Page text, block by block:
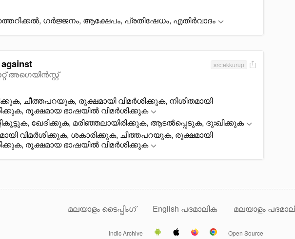
ഗർജ്ജനം, ആക്ഷേപം, പ്രതിഷേധം, എതിർവാദം
അഗെയിൻസ്റ്റ്
src:ekkurup
ചീത്തപറയുക, രൂക്ഷമായി വിമർശിക്കുക, നിശിതമായി
രൂക്ഷമായ ഭാഷയിൽ വിമർശിക്കുക
ഖേദിക്കുക, മരിഞ്ഞലായിരിക്കുക, ആടൽപ്പെടുക, ദുഃഖിക്കുക
വിമർശിക്കുക, ശകാരിക്കുക, ചീത്തപറയുക, രൂക്ഷമായി
രൂക്ഷമായ ഭാഷയിൽ വിമർശിക്കുക
മലയാളം ടൈപ്പിംഗ് English പദമാലിക മലയാളം
Indic Archive Open Source